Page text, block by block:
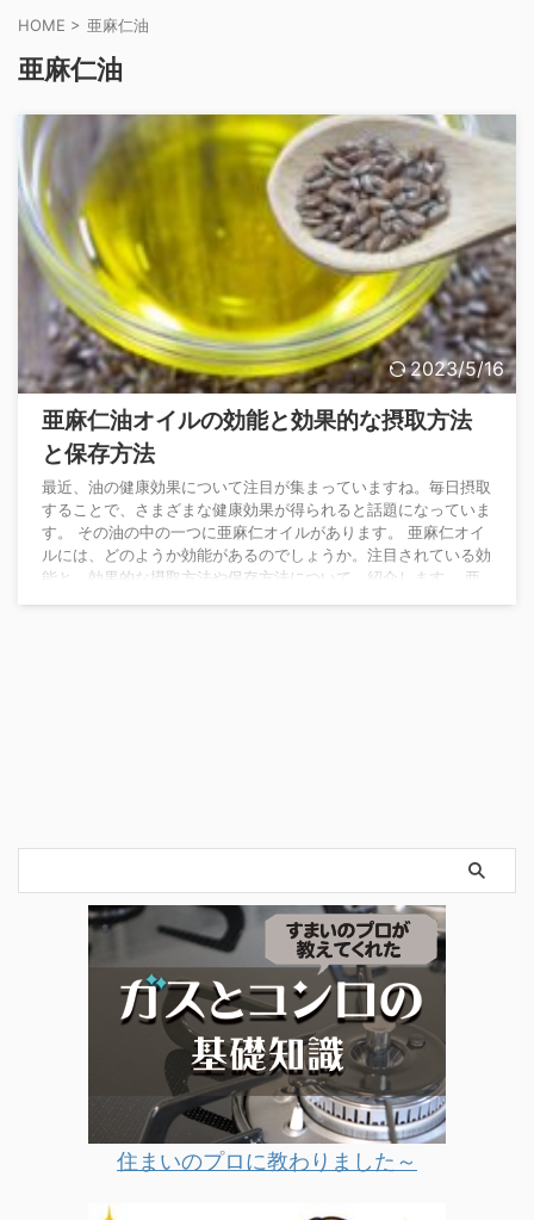
HOME > 亜麻仁油
亜麻仁油
2023/5/16
亜麻仁油オイルの効能と効果的な摂取方法
と保存方法
最近、油の健康効果について注目が集まっていますね。毎日摂取
することで、さまざまな健康効果が得られると話題になっていま
す。 その油の中の一つに亜麻仁オイルがあります。 亜麻仁オイ
ルには、どのようか効能があるのでしょうか。注目されている効
能と、効果的な摂取方法や保存方法について、紹介します。 亜
麻仁オイルの効能 亜麻仁オイルとは、亜麻という植物の種子か
住まいのプロに教わりました～